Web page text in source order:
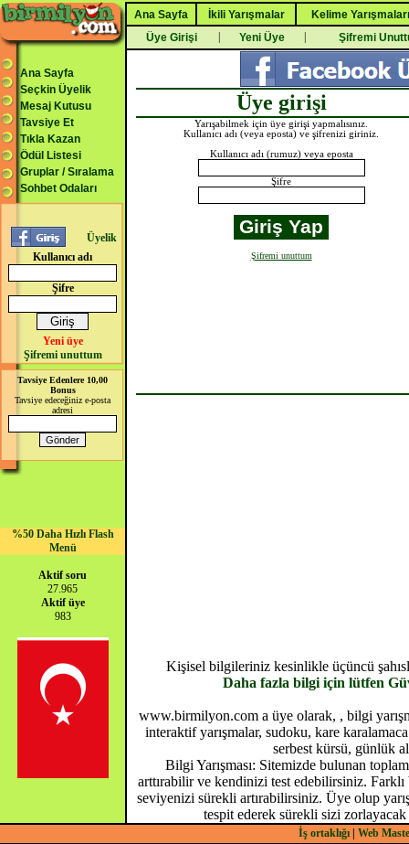
Ana Sayfa İkili Yarışmalar
Kelime Yarışmaları
Üye Girişi
Yeni Üye Şifremi
Ana Sayfa
Seçkin Üyelik
Mesaj Kutusu
Tavsiye Et
Tıkla Kazan
Ödül Listesi
Gruplar / Sıralama
Sohbet Odaları
Üyelik
Kullanıcı adı
Şifre
Yeni üye
Şifremi unuttum
Tavsiye Edenlere 10,00
Bonus
Tavsiye edeceğiniz e-posta
adresi
%50 Daha Hızlı Flash
Menü
Aktif soru
27.965
Aktif üye
983
Üye girişi
Yarışabilmek için üye girişi yapmalısınız.
Kullanıcı adı (veya eposta) ve şifrenizi giriniz.
Kullanıcı adı (rumuz) veya eposta
Şifre
Şifremi unuttum
Kişisel bilgileriniz kesinlikle üçüncü
Daha fazla bilgi için lütfen
www.birmilyon.com a üye olarak, , bilgi
interaktif yarışmalar, sudoku, kare
serbest kürsü, günlük
Bilgi Yarışması: Sitemizde bulunan
arttırabilir ve kendinizi test edebilirsiniz.
seviyenizi sürekli artırabilirsiniz. Üye olup
tespit ederek sürekli sizi
İş ortaklığı| Web